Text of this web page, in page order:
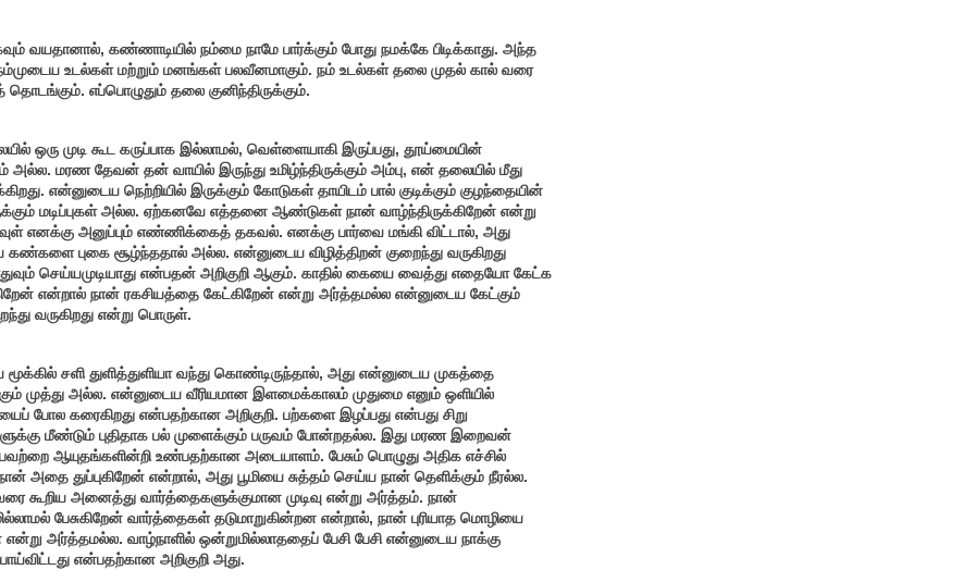
வயதானால், கண்ணாடியில் நம்மை நாமே பார்க்கும் போது நமக்கே பிடிக்காது. அந்த
உடல்கள் மற்றும் மனங்கள் பலவீனமாகும். நம் உடல்கள் தலை முதல் கால் வரை
தொடங்கும். எப்பொழுதும் தலை குனிந்திருக்கும்.
ஒரு முடி கூட கருப்பாக இல்லாமல், வெள்ளையாகி இருப்பது, தூய்மையின்
மரண தேவன் தன் வாயில் இருந்து உமிழ்ந்திருக்கும் அம்பு, என் தலையில் மீது
என்னுடைய நெற்றியில் இருக்கும் கோடுகள் தாயிடம் பால் குடிக்கும் குழந்தையின்
மடிப்புகள் அல்ல. ஏற்கனவே எத்தனை ஆண்டுகள் நான் வாழ்ந்திருக்கிறேன் என்று
எனக்கு அனுப்பும் எண்ணிக்கைத் தகவல். எனக்கு பார்வை மங்கி விட்டால், அது
புகை சூழ்ந்ததால் அல்ல. என்னுடைய விழித்திறன் குறைந்து வருகிறது
செய்யமுடியாது என்பதன் அறிகுறி ஆகும். காதில் கையை வைத்து எதையோ கேட்க
என்றால் நான் ரகசியத்தை கேட்கிறேன் என்று அர்த்தமல்ல என்னுடைய கேட்கும்
வருகிறது என்று பொருள்.
சளி துளித்துளியா வந்து கொண்டிருந்தால், அது என்னுடைய முகத்தை
முத்து அல்ல. என்னுடைய வீரியமான இளமைக்காலம் முதுமை எனும் ஒளியில்
போல கரைகிறது என்பதற்கான அறிகுறி. பற்களை இழப்பது என்பது சிறு
மீண்டும் புதிதாக பல் முளைக்கும் பருவம் போன்றதல்ல. இது மரண இறைவன்
ஆயுதங்களின்றி உண்பதற்கான அடையாளம். பேசும் பொழுது அதிக எச்சில்
நான் அதை துப்புகிறேன் என்றால், அது பூமியை சுத்தம் செய்ய நான் தெளிக்கும் நீரல்ல.
கூறிய அனைத்து வார்த்தைகளுக்குமான முடிவு என்று அர்த்தம். நான்
பேசுகிறேன் வார்த்தைகள் தடுமாறுகின்றன என்றால், நான் புரியாத மொழியை
என்று அர்த்தமல்ல. வாழ்நாளில் ஒன்றுமில்லாததைப் பேசி பேசி என்னுடைய நாக்கு
என்பதற்கான அறிகுறி அது.